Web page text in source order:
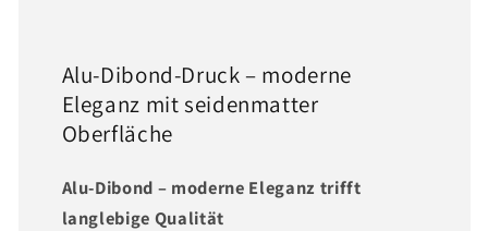
Alu-Dibond-Druck – moderne
Eleganz mit seidenmatter
Oberfläche
Alu-Dibond – moderne Eleganz trifft
langlebige Qualität